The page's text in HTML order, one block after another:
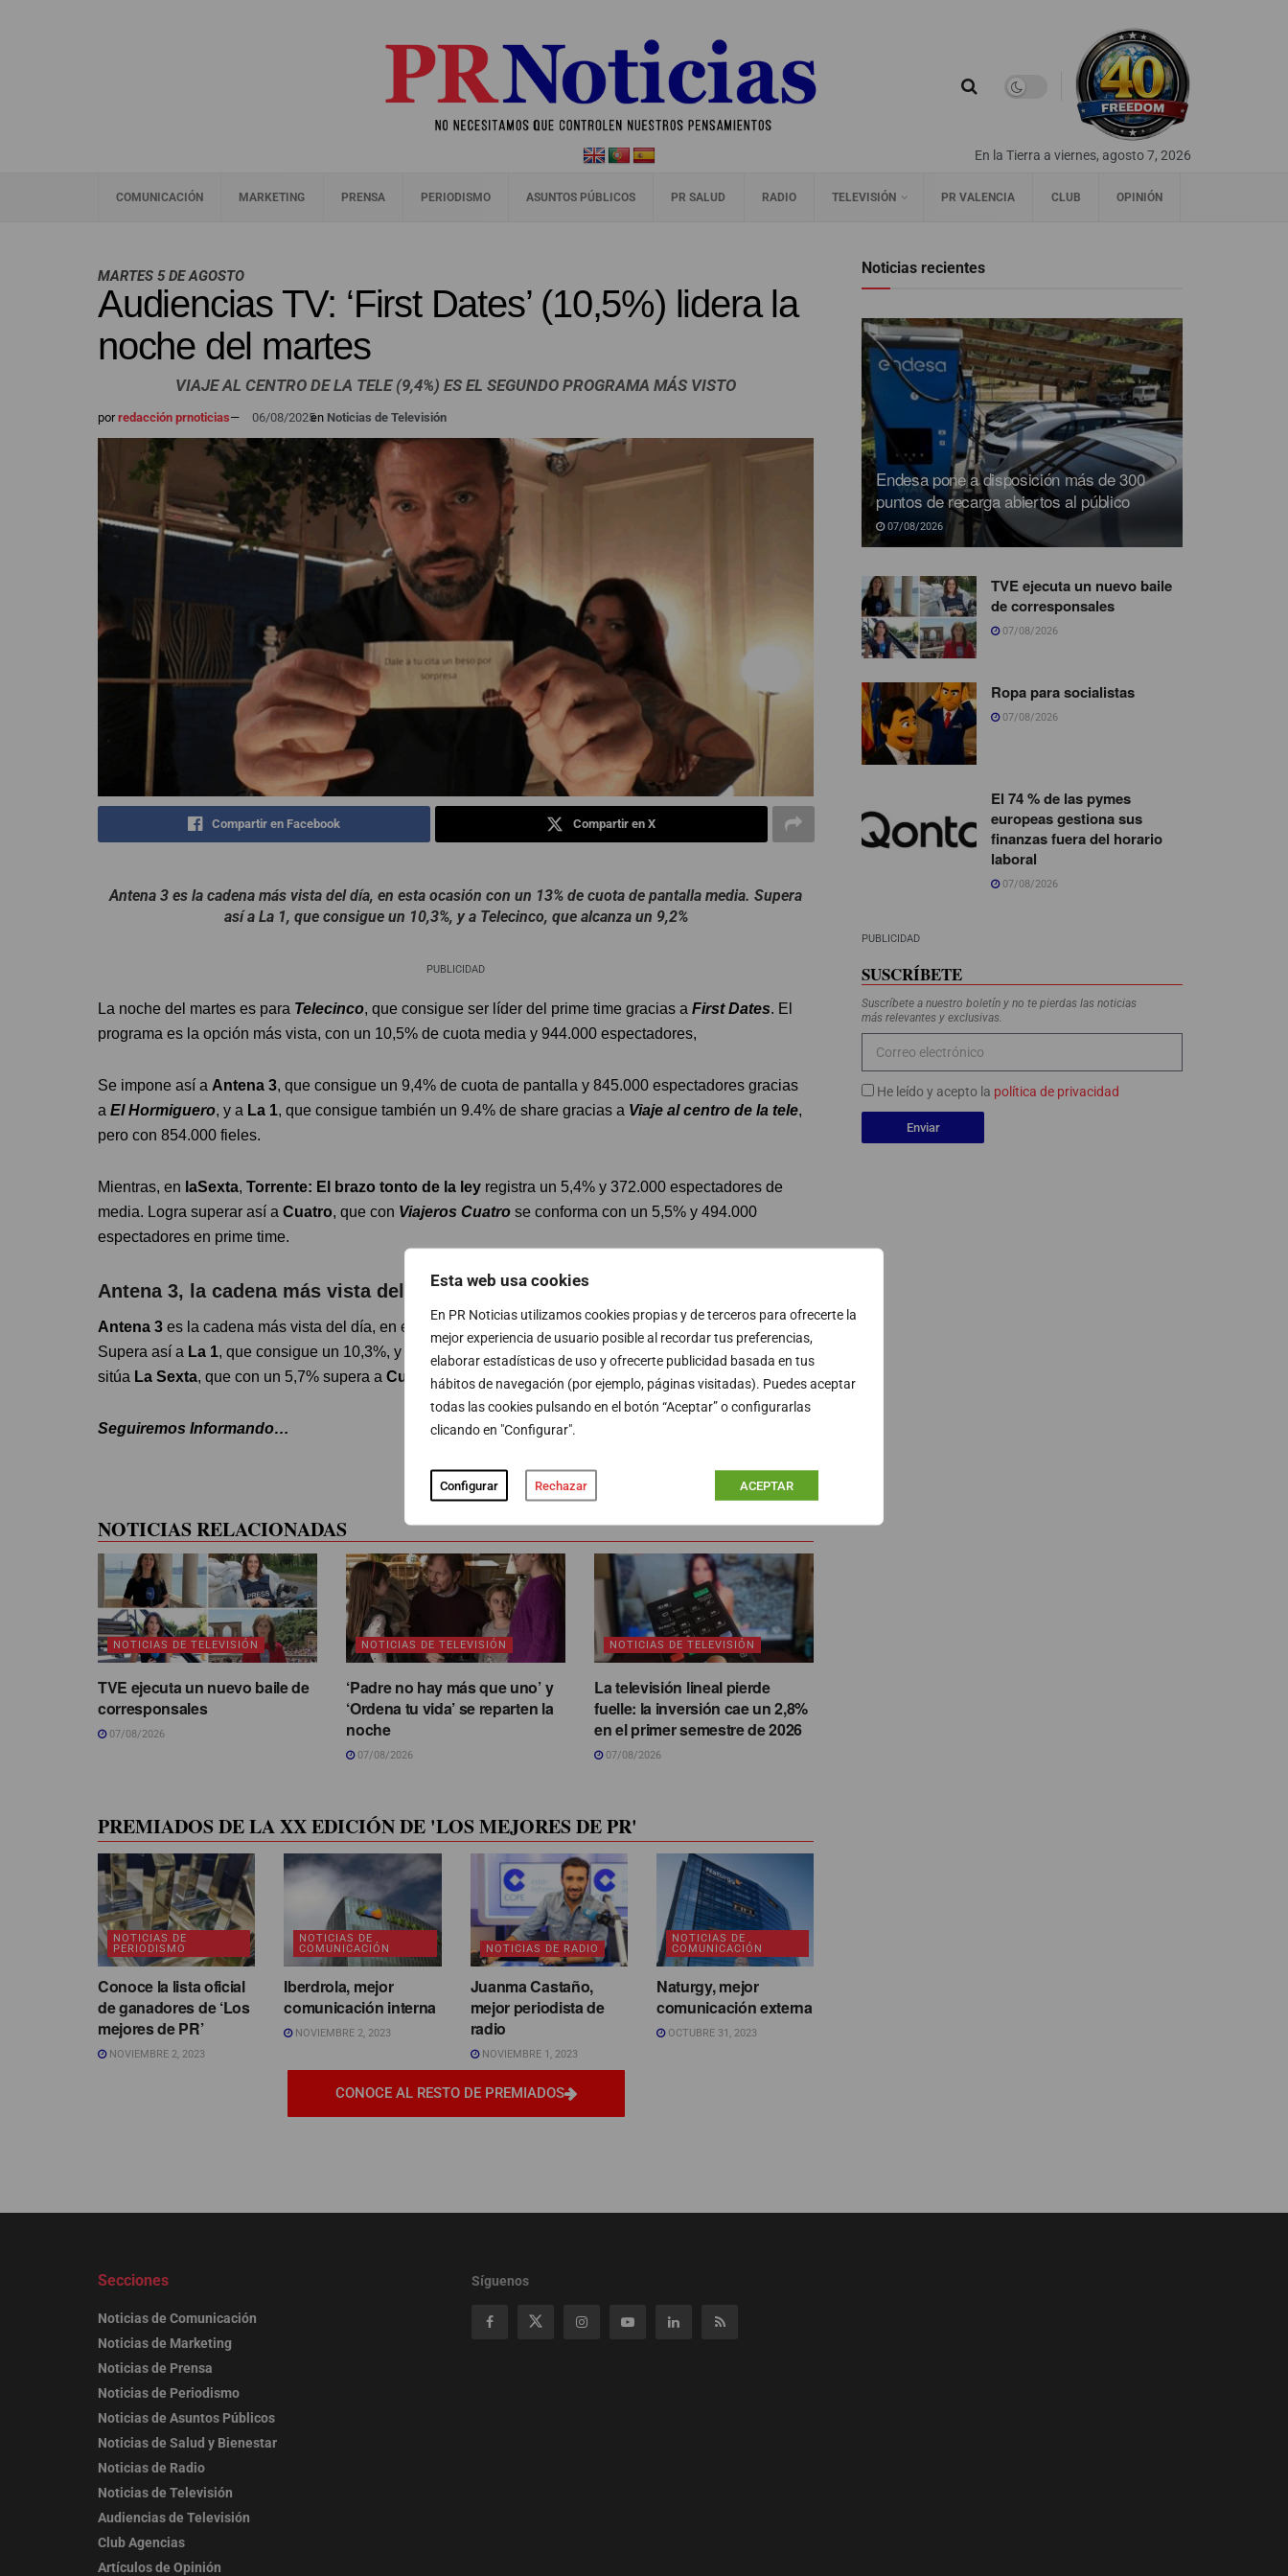
Esta web usa cookies
En PR Noticias utilizamos cookies propias y de terceros para ofrecerte la
mejor experiencia de usuario posible al recordar tus preferencias,
elaborar estadísticas de uso y ofrecerte publicidad basada en tus
hábitos de navegación (por ejemplo, páginas visitadas). Puedes aceptar
todas las cookies pulsando en el botón “Aceptar” o configurarlas
clicando en "Configurar".
Configurar Rechazar ACEPTAR
En la Tierra a viernes, agosto 7, 2026
COMUNICACIÓN MARKETING PRENSA PERIODISMO ASUNTOS PÚBLICOS PR SALUD RADIO TELEVISIÓN PR VALENCIA CLUB OPINIÓN
MARTES 5 DE AGOSTO
Audiencias TV: ‘First Dates’ (10,5%) lidera la
noche del martes
VIAJE AL CENTRO DE LA TELE (9,4%) ES EL SEGUNDO PROGRAMA MÁS VISTO
porredacción prnoticias— 06/08/2025en Noticias de Televisión
Compartir en Facebook Compartir en X
Antena 3 es la cadena más vista del día, en esta ocasión con un 13% de cuota de pantalla media. Supera
así a La 1, que consigue un 10,3%, y a Telecinco, que alcanza un 9,2%
PUBLICIDAD
La noche del martes es para Telecinco, que consigue ser líder del prime time gracias a First Dates. El
programa es la opción más vista, con un 10,5% de cuota media y 944.000 espectadores,
Se impone así a Antena 3, que consigue un 9,4% de cuota de pantalla y 845.000 espectadores gracias
a El Hormiguero, y a La 1, que consigue también un 9.4% de share gracias a Viaje al centro de la tele,
pero con 854.000 fieles.
Mientras, en laSexta, Torrente: El brazo tonto de la ley registra un 5,4% y 372.000 espectadores de
media. Logra superar así a Cuatro, que con Viajeros Cuatro se conforma con un 5,5% y 494.000
espectadores en prime time.
Antena 3, la cadena más vista del día
Antena 3 es la cadena más vista del día, en esta ocasión con un 13% de cuota de pantalla media.
Supera así a La 1, que consigue un 10,3%, y a Telecinco
, que alcanza un 9,2%. A más distancia se
sitúa La Sexta, que con un 5,7% supera a Cuatro , que consigue un 5,2%.
Seguiremos Informando…
PUBLICIDAD
NOTICIAS RELACIONADAS
NOTICIAS DE TELEVISIÓN
TVE ejecuta un nuevo baile de
corresponsales
07/08/2026
NOTICIAS DE TELEVISIÓN
‘Padre no hay más que uno’ y
‘Ordena tu vida’ se reparten la
noche
07/08/2026
NOTICIAS DE TELEVISIÓN
La televisión lineal pierde
fuelle: la inversión cae un 2,8%
en el primer semestre de 2026
07/08/2026
PREMIADOS DE LA XX EDICIÓN DE 'LOS MEJORES DE PR'
NOTICIAS DE
PERIODISMO
Conoce la lista oficial
de ganadores de ‘Los
mejores de PR’
NOVIEMBRE 2, 2023
NOTICIAS DE
COMUNICACIÓN
Iberdrola, mejor
comunicación interna
NOVIEMBRE 2, 2023
NOTICIAS DE RADIO
Juanma Castaño,
mejor periodista de
radio
NOVIEMBRE 1, 2023
NOTICIAS DE
COMUNICACIÓN
Naturgy, mejor
comunicación externa
OCTUBRE 31, 2023
CONOCE AL RESTO DE PREMIADOS
Noticias recientes
Endesa pone a disposición más de 300
puntos de recarga abiertos al público
07/08/2026
TVE ejecuta un nuevo baile
de corresponsales
07/08/2026
Ropa para socialistas
07/08/2026
El 74 % de las pymes
europeas gestiona sus
finanzas fuera del horario
laboral
07/08/2026
PUBLICIDAD
SUSCRÍBETE
Suscríbete a nuestro boletín y no te pierdas las noticias
más relevantes y exclusivas.
He leído y acepto la política de privacidad
Enviar
Secciones
Noticias de Comunicación
Noticias de Marketing
Noticias de Prensa
Noticias de Periodismo
Noticias de Asuntos Públicos
Noticias de Salud y Bienestar
Noticias de Radio
Noticias de Televisión
Audiencias de Televisión
Club Agencias
Artículos de Opinión
Síguenos